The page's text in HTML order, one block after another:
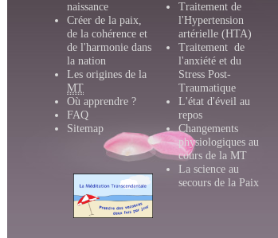
naissance
Créer de la paix,
de la cohérence et
de l'harmonie dans
la nation
Les origines de la
MT
Où apprendre ?
FAQ
Sitemap
Traitement de
l'Hypertension
artérielle (HTA)
Traitement de
l'anxiété et du
Stress Post-
Traumatique
L'état d'éveil au
repos
Changements
physiologiques au
cours de la MT
La science au
secours de la Paix